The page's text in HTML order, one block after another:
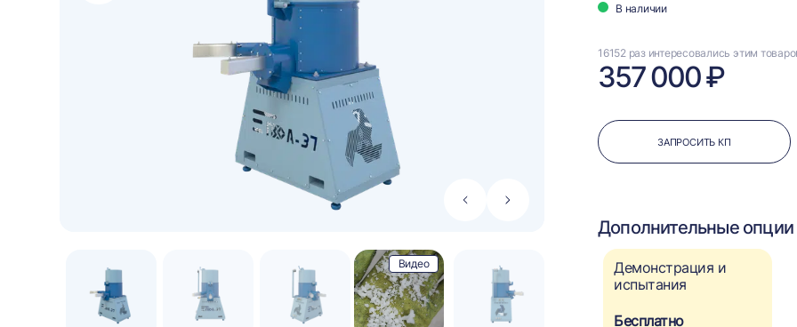
СтрелкаСтрелка
Видео
В наличии
16152 раз интересовались этим
357 000 ₽
ЗАПРОСИТЬ КП
Дополнительные опции
Демонстрация и
испытания
Бесплатно